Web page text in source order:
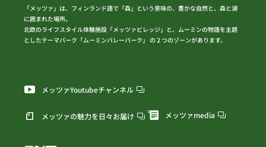
「メッツァ」は、フィンランド語で「森」という意味の、豊かな自然と、森と湖
に囲まれた場所。
北欧のライフスタイル体験施設「メッツァビレッジ」と、ムーミンの物語を主題
としたテーマパーク「ムーミンバレーパーク」 の２つのゾーンがあります。
メッツァYoutubeチャンネル
メッツァの魅力を日々お届け メッツァmedia